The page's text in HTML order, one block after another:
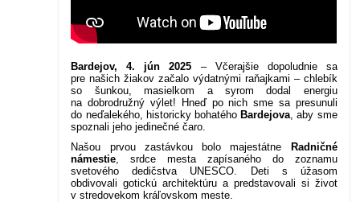
Bardejov, 4. jún 2025 – Včerajšie dopoludnie sa
pre našich žiakov začalo výdatnými raňajkami – chlebík
so šunkou, masielkom a syrom dodal energiu
na dobrodružný výlet! Hneď po nich sme sa presunuli
do neďalekého, historicky bohatého Bardejova , aby sme
spoznali jeho jedinečné čaro.
Našou prvou zastávkou bolo majestátne
Radničné
námestie , srdce mesta zapísaného do zoznamu
svetového dedičstva UNESCO. Deti s úžasom
obdivovali gotickú architektúru a predstavovali si život
v stredovekom kráľovskom meste.